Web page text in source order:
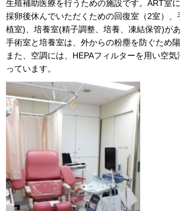
生殖補助医療を行うための施設です。ART室
採卵後休んでいただくための回復室（2室）、
植室)、培養室(精子調整、培養、凍結保管)があ
手術室と培養室は、外からの粉塵を防ぐため
また、空調には、HEPAフィルターを用い空
っています。